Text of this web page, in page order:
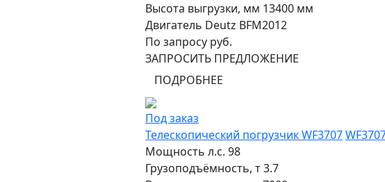
Высота выгрузки, мм 13400 мм
Двигатель Deutz BFМ2012
По запросу руб.
ЗАПРОСИТЬ ПРЕДЛОЖЕНИЕ
ПОДРОБНЕЕ
Под заказ
Телескопический погрузчик WF3707
Мощность л.с. 98
Грузоподъёмность, т3.7